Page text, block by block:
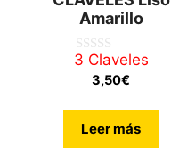
Amarillo
0
3 Claveles
3,50€
Leer más